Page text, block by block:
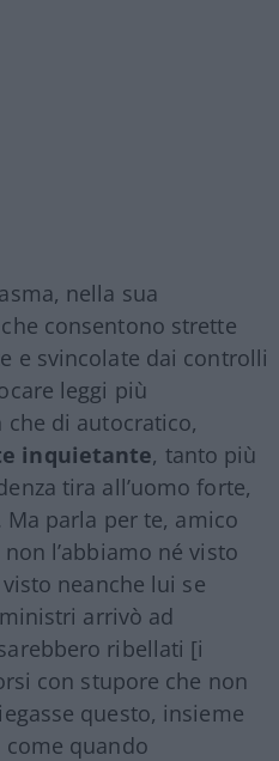
nella sua
consentono strette
e svincolate dai controlli
leggi più
di autocratico,
inquietante, tanto più
tira all’uomo forte,
parla per te, amico
l’abbiamo né visto
neanche lui se
arrivò ad
ribellati [i
con stupore che non
questo, insieme
quando